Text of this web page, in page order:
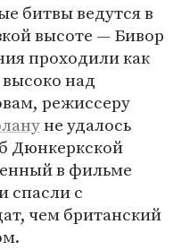
битвы ведутся в
высоте — Бивор
проходили как
над
режиссеру
не удалось
Дюнкеркской
в фильме
спасли с
чем британский